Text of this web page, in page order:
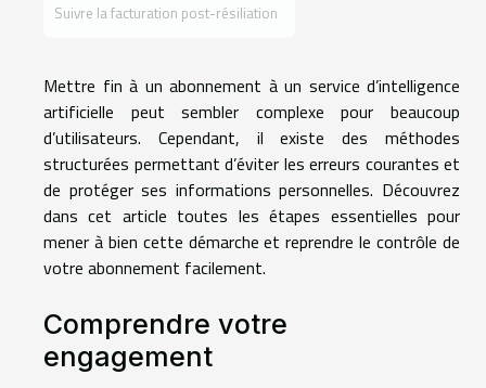
Suivre la facturation post-résiliation
Mettre fin à un abonnement à un service d’intelligence
artificielle peut sembler complexe pour beaucoup
d’utilisateurs. Cependant, il existe des méthodes
structurées permettant d’éviter les erreurs courantes et
de protéger ses informations personnelles. Découvrez
dans cet article toutes les étapes essentielles pour
mener à bien cette démarche et reprendre le contrôle de
votre abonnement facilement.
Comprendre votre
engagement